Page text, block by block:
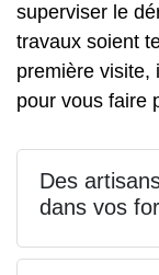
superviser le
travaux soient
première visite,
pour vous faire
Des
dans vos